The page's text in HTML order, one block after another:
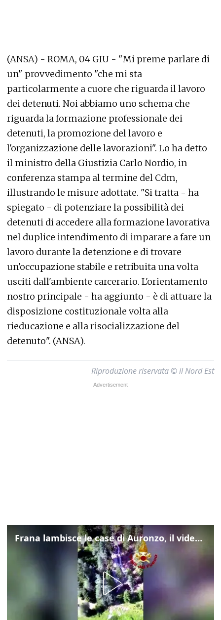
(ANSA) - ROMA, 04 GIU - "Mi preme parlare di
un" provvedimento "che mi sta
particolarmente a cuore che riguarda il lavoro
dei detenuti. Noi abbiamo uno schema che
riguarda la formazione professionale dei
detenuti, la promozione del lavoro e
l'organizzazione delle lavorazioni". Lo ha detto
il ministro della Giustizia Carlo Nordio, in
conferenza stampa al termine del Cdm,
illustrando le misure adottate. "Si tratta - ha
spiegato - di potenziare la possibilità dei
detenuti di accedere alla formazione lavorativa
nel duplice intendimento di imparare a fare un
lavoro durante la detenzione e di trovare
un'occupazione stabile e retribuita una volta
usciti dall'ambiente carcerario. L'orientamento
nostro principale - ha aggiunto - è di attuare la
disposizione costituzionale volta alla
rieducazione e alla risocializzazione del
detenuto". (ANSA).
Riproduzione riservata © il Nord Est
Frana lambisce le case di Auronzo, il video dall'elicottero dei vigili del fuoco